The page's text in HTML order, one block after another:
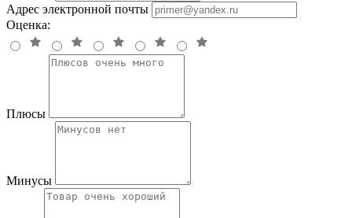
Адрес электронной почты
Оценка:
Плюсы
Минусы